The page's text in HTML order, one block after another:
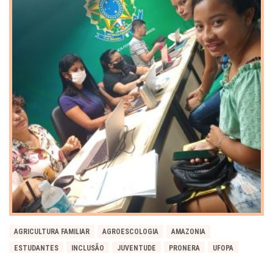
AGRICULTURA FAMILIAR AGROESCOLOGIA
AMAZONIA
ESTUDANTES
INCLUSÃO JUVENTUDE PRONERA UFOPA